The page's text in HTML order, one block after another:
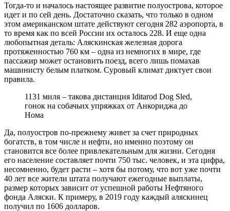
Тогда-то и началось настоящее развитие полуострова, которое
идет и по сей день. Достаточно сказать, что только в одном
этом американском штате действуют сегодня 282 аэропорта, в
то время как по всей России их осталось 228. И еще одна
любопытная деталь: Аляскинская железная дорога
протяженностью 760 км – одна из немногих в мире, где
пассажир может остановить поезд, всего лишь помахав
машинисту белым платком. Суровый климат диктует свои
правила.
1131 миля – такова дистанция Iditarod Dog Sled,
гонок на собачьих упряжках от Анкориджа до
Нома
Да, полуостров по-прежнему живет за счет природных
богатств, в том числе и нефти, но именно поэтому он
становится все более привлекательным для жизни. Сегодня
его население составляет почти 750 тыс. человек, и эта цифра,
несомненно, будет расти – хотя бы потому, что вот уже почти
40 лет все жители штата получают ежегодные выплаты,
размер которых зависит от успешной работы Нефтяного
фонда Аляски. К примеру, в 2019 году каждый аляскинец
получил по 1606 долларов.